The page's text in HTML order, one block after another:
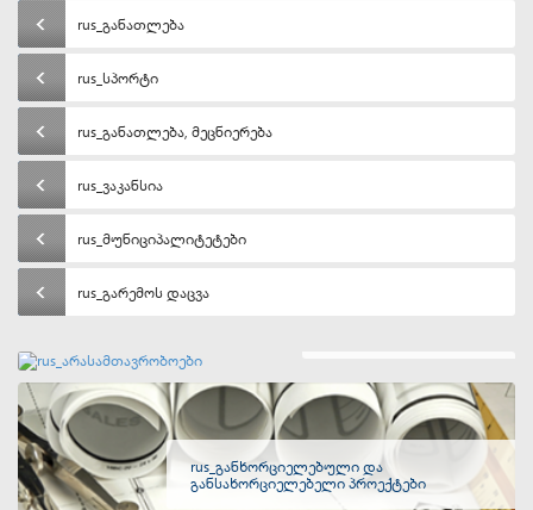
rus_განათლება
rus_სპორტი
rus_განათლება, მეცნიერება
rus_ვაკანსია
rus_მუნიციპალიტეტები
rus_გარემოს დაცვა
rus_განხორციელებული და
განსახორციელებელი პროექტები